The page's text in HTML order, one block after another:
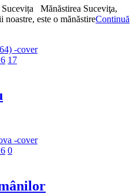
Mănăstirea Suceviţa,
noastre, este o mănăstireContinuă
17
Număr
0